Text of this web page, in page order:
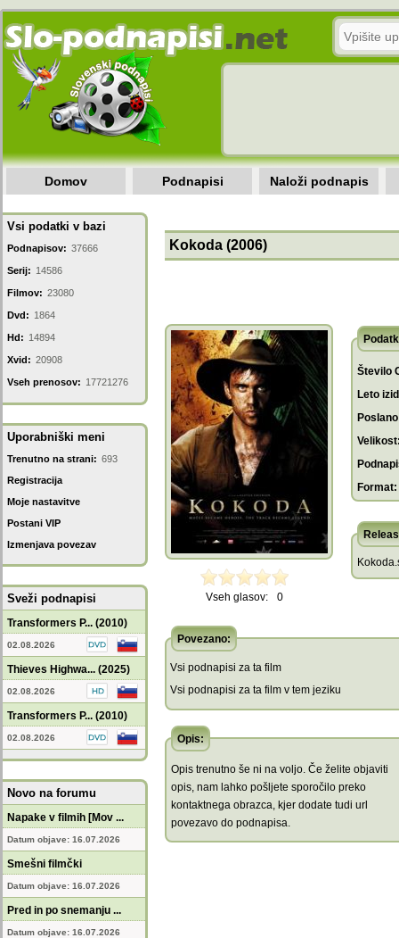
Domov Podnapisi Naloži podnapis
Vsi podatki v bazi
Podnapisov: 37666
Serij: 14586
Filmov: 23080
Dvd: 1864
Hd: 14894
Xvid: 20908
Vseh prenosov: 17721276
Uporabniški meni
Trenutno na strani: 693
Registracija
Moje nastavitve
Postani VIP
Izmenjava povezav
Sveži podnapisi
Transformers P... (2010)
02.08.2026
Thieves Highwa... (2025)
02.08.2026
Transformers P... (2010)
02.08.2026
Novo na forumu
Napake v filmih [Mov ...
Datum objave: 16.07.2026
Smešni filmčki
Datum objave: 16.07.2026
Pred in po snemanju ...
Datum objave: 16.07.2026
Kokoda (2006)
Vseh glasov: 0
Število
Leto
Format:
Povezano:
Vsi podnapisi za ta film
Vsi podnapisi za ta film v tem jeziku
Opis:
Opis trenutno še ni na voljo. Če želite objaviti
opis, nam lahko pošljete sporočilo preko
kontaktnega obrazca, kjer dodate tudi url
povezavo do podnapisa.